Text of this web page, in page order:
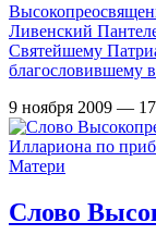
Ливенский
Святейшему
благословившему
9 ноября 2009 —
Слово